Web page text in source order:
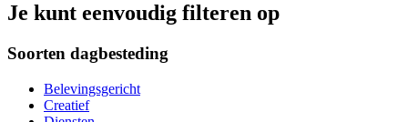
Je kunt eenvoudig filteren op
Soorten dagbesteding
Belevingsgericht
Creatief